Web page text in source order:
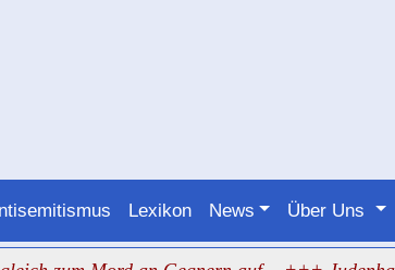
Lexikon News Über Uns